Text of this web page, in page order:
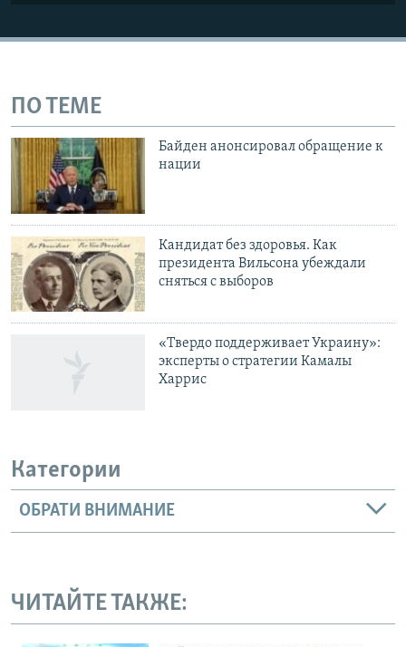
ПО ТЕМЕ
Байден анонсировал обращение к
нации
Кандидат без здоровья. Как
президента Вильсона убеждали
сняться с выборов
«Твердо поддерживает Украину»:
эксперты о стратегии Камалы
Харрис
Категории
ОБРАТИ ВНИМАНИЕ
ЧИТАЙТЕ ТАКЖЕ: